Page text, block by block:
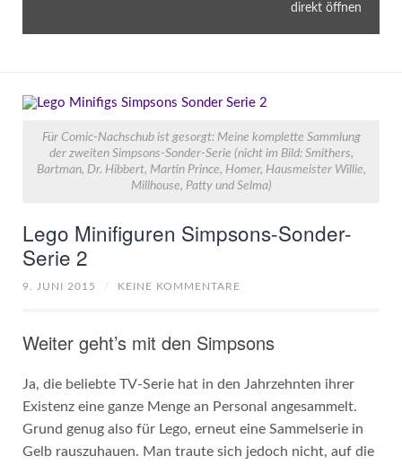
direkt öffnen
Für Comic-Nachschub ist gesorgt: Meine komplette Sammlung
der zweiten Simpsons-Sonder-Serie (nicht im Bild: Smithers,
Bartman, Dr. Hibbert, Martin Prince, Homer, Hausmeister Willie,
Millhouse, Patty und Selma)
Lego Minifiguren Simpsons-Sonder-
Serie 2
9. JUNI 2015 / KEINE KOMMENTARE
Weiter geht’s mit den Simpsons
Ja, die beliebte TV-Serie hat in den Jahrzehnten ihrer
Existenz eine ganze Menge an Personal angesammelt.
Grund genug also für Lego, erneut eine Sammelserie in
Gelb rauszuhauen. Man traute sich jedoch nicht, auf die